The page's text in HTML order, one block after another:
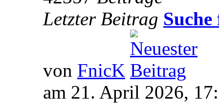
Letzter Beitrag
von FnicK
am 21. April 2026,